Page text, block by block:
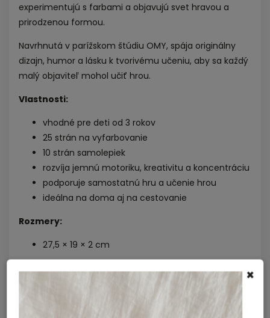
experimentujú s farbami a objavujú svet hravou a
prirodzenou formou.
Navrhnutá v parížskom štúdiu OMY, spája originálny
dizajn, humor a lásku k tvorivému učeniu, aby sa každý
malý objaviteľ mohol učiť hrou.
Vlastnosti:
vhodné pre deti od 3 rokov
25 strán na vyfarbovanie
10 strán samolepiek
rozvíja jemnú motoriku, kreativitu a koncentráciu
podporuje samostatnú hru a učenie hrou
ideálna na doma aj na cestovanie
Rozmery:
27,5 × 19 × 2 cm
Francúzska kreatívna značka založená dvoma
×